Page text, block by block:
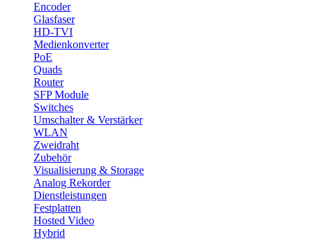
Encoder
Glasfaser
HD-TVI
Medienkonverter
PoE
Quads
Router
SFP Module
Switches
Umschalter & Verstärker
WLAN
Zweidraht
Zubehör
Visualisierung & Storage
Analog Rekorder
Dienstleistungen
Festplatten
Hosted Video
Hybrid